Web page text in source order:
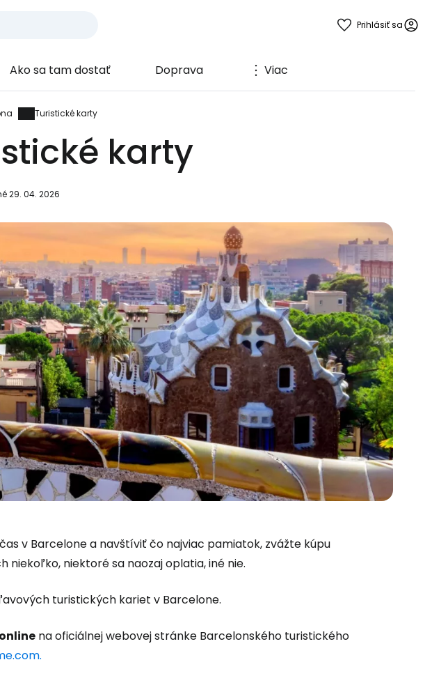
Prihlásiť sa
Ako sa tam dostať Doprava Viac
Turistické karty
karty
29. 04. 2026
v Barcelone a navštíviť čo najviac pamiatok, zvážte kúpu
niekoľko, niektoré sa naozaj oplatia, iné nie.
turistických kariet v Barcelone.
online na oficiálnej webovej stránke Barcelonského turistického